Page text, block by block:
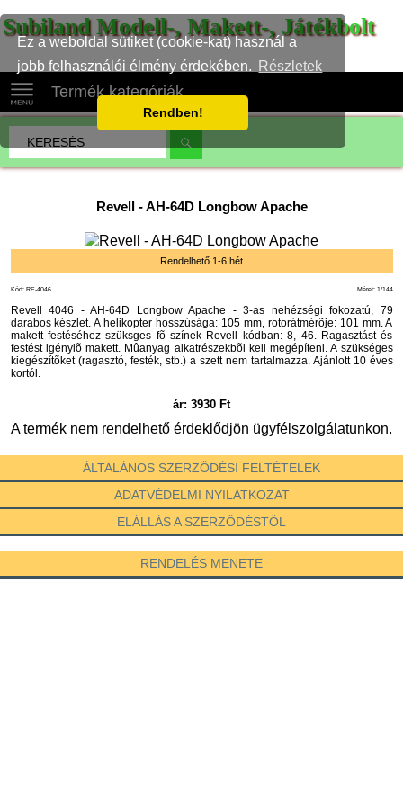
Ez a weboldal sütiket (cookie-kat) használ a
jobb felhasználói élmény érdekében.
Részletek
Rendben!
Subiland Modell-, Makett-, Játékbolt
Termék kategóriák
Revell -AH-64D Longbow Apache
Rendelhető 1-6 hét
Méret: 1/144
Kód: RE-4046
Revell 4046 - AH-64D Longbow Apache - 3-as nehézségi fokozatú, 79
darabos készlet. A helikopter hosszúsága: 105 mm, rotorátmérõje: 101 mm. A
makett festéséhez szüksges fõ színek Revell kódban: 8, 46. Ragasztást és
festést igénylõ makett. Mûanyag alkatrészekbõl kell megépíteni. A szükséges
kiegészítõket (ragasztó, festék, stb.) a szett nem tartalmazza. Ajánlott 10 éves
kortól.
ár: 3930 Ft
A termék nem rendelhető érdeklődjön ügyfélszolgálatunkon.
ÁLTALÁNOS SZERZŐDÉSI FELTÉTELEK
ADATVÉDELMI NYILATKOZAT
ELÁLLÁS A SZERZŐDÉSTŐL
RENDELÉS MENETE